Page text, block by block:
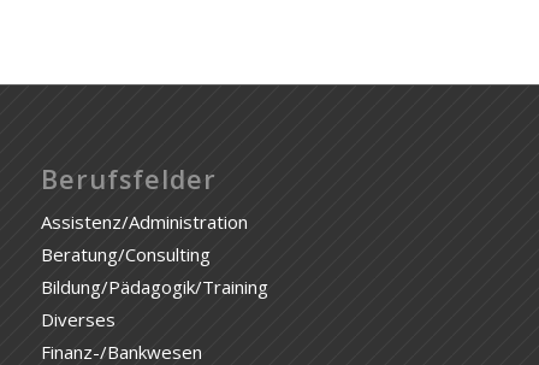
Berufsfelder
Assistenz/Administration
Beratung/Consulting
Bildung/Pädagogik/Training
Diverses
Finanz-/Bankwesen